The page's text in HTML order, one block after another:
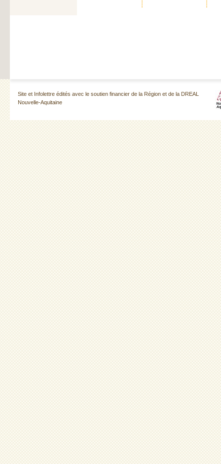
Site et Infolettre édités avec le soutien financier de la Région et de la DREAL
Nouvelle-Aquitaine